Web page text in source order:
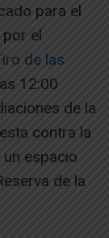
para el
el
de las
12:00
de la
contra la
espacio
de la